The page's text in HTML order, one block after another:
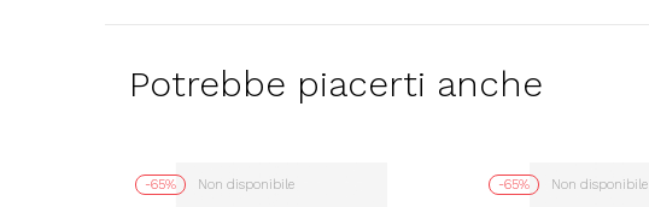
Potrebbe piacerti anche
-65% Non disponibile -65% Non disponibile